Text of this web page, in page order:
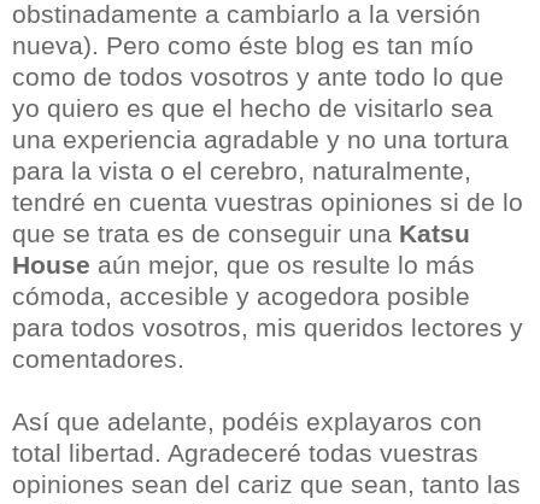
obstinadamente a cambiarlo a la versión
nueva). Pero como éste blog es tan mío
como de todos vosotros y ante todo lo que
yo quiero es que el hecho de visitarlo sea
una experiencia agradable y no una tortura
para la vista o el cerebro, naturalmente,
tendré en cuenta vuestras opiniones si de lo
que se trata es de conseguir una Katsu
House aún mejor, que os resulte lo más
cómoda, accesible y acogedora posible
para todos vosotros, mis queridos lectores y
comentadores.
Así que adelante, podéis explayaros con
total libertad. Agradeceré todas vuestras
opiniones sean del cariz que sean, tanto las